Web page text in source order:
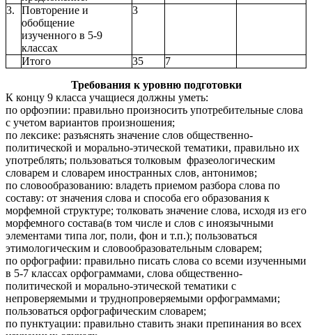
3.
Повторение и
обобщение
изученного в 5-9
классах
3
Итого 35
7
Требования к уровню подготовки
К концу 9 класса учащиеся должны уметь:
по орфоэпии: правильно произносить употребительные слова
с учетом вариантов произношения;
по лексике: разъяснять значение слов общественно-
политической и морально-этической тематики, правильно их
употреблять; пользоваться толковым фразеологическим
словарем и словарем иностранных слов, антонимов;
по словообразованию: владеть приемом разбора слова по
составу: от значения слова и способа его образования к
морфемной структуре; толковать значение слова, исходя из его
морфемного состава(в том числе и слов с иноязычными
элементами типа лог, поли, фон и т.п.); пользоваться
этимологическим и словообразовательным словарем;
по орфографии: правильно писать слова со всеми изученными
в 5-7 классах орфограммами, слова общественно-
политической и морально-этической тематики с
непроверяемыми и труднопроверяемыми орфограммами;
пользоваться орфографическим словарем;
по пунктуации: правильно ставить знаки препинания во всех